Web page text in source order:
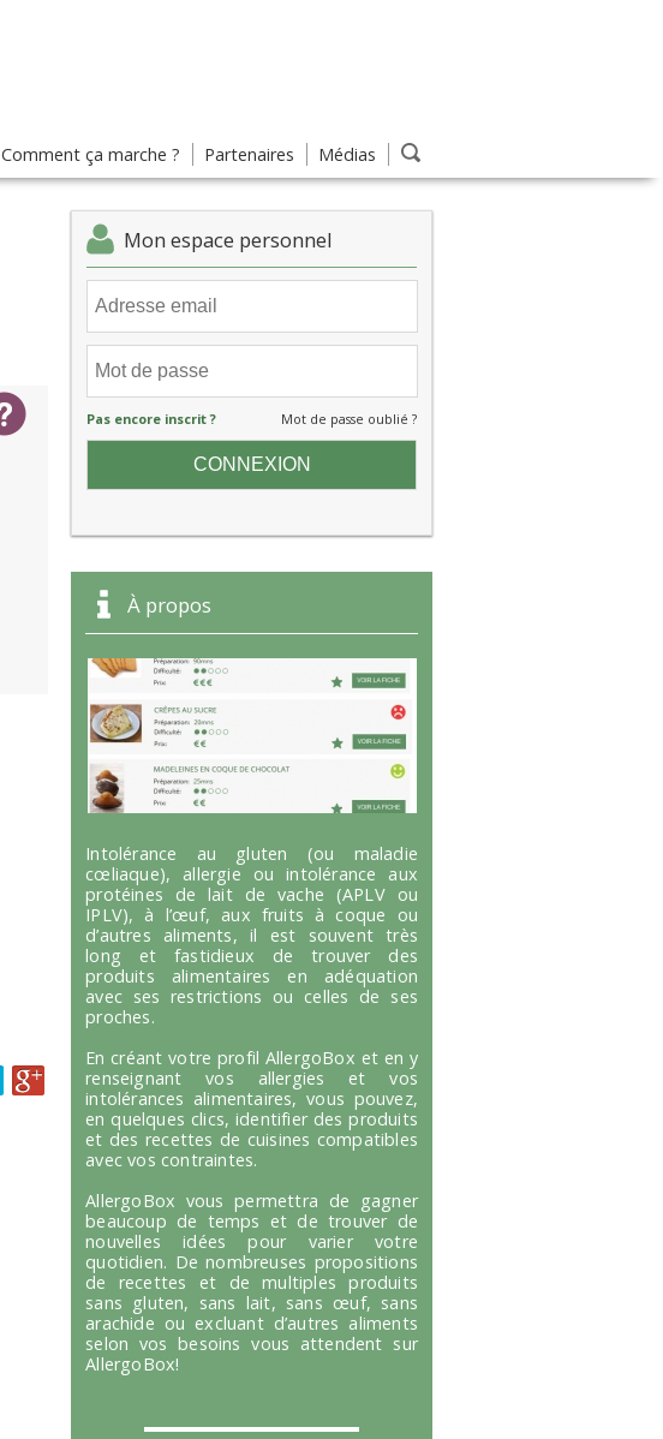
Comment ça marche ? Partenaires Médias
Mon espace personnel
Pas encore inscrit ? Mot de passe oublié ?
À propos
Intolérance au gluten (ou maladie
cœliaque), allergie ou intolérance aux
protéines de lait de vache (APLV ou
IPLV), à l’œuf, aux fruits à coque ou
d’autres aliments, il est souvent très
long et fastidieux de trouver des
produits alimentaires en adéquation
avec ses restrictions ou celles de ses
proches.
En créant votre profil AllergoBox et en y
renseignant vos allergies et vos
intolérances alimentaires, vous pouvez,
en quelques clics, identifier des produits
et des recettes de cuisines compatibles
avec vos contraintes.
AllergoBox vous permettra de gagner
beaucoup de temps et de trouver de
nouvelles idées pour varier votre
quotidien. De nombreuses propositions
de recettes et de multiples produits
sans gluten, sans lait, sans œuf, sans
arachide ou excluant d’autres aliments
selon vos besoins vous attendent sur
AllergoBox!